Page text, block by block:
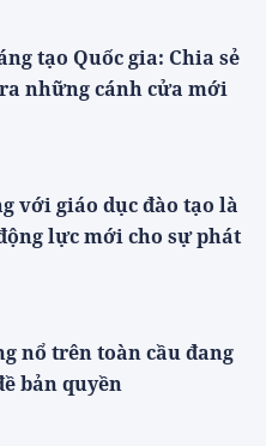
tạo Quốc gia: Chia sẻ
những cánh cửa mới
với giáo dục đào tạo là
lực mới cho sự phát
nổ trên toàn cầu đang
bản quyền